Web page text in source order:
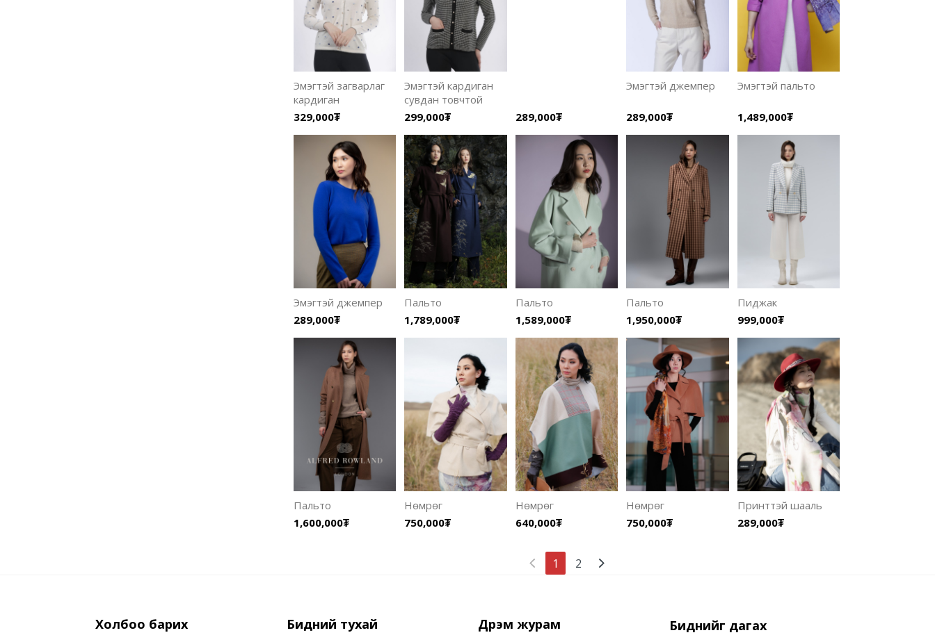
Эмэгтэй загварлаг
кардиган
329,000₮
Эмэгтэй кардиган
сувдан товчтой
299,000₮
289,000₮
Эмэгтэй джемпер
289,000₮
Эмэгтэй пальто
1,489,000₮
Эмэгтэй джемпер
289,000₮
Пальто
1,789,000₮
Пальто
1,589,000₮
Пальто
1,950,000₮
Пиджак
999,000₮
Пальто
1,600,000₮
Нөмрөг
750,000₮
Нөмрөг
640,000₮
Нөмрөг
750,000₮
Принттэй шааль
289,000₮
1 2
Холбоо барих Бидний тухай Дүрэм журам Биднийг дагах